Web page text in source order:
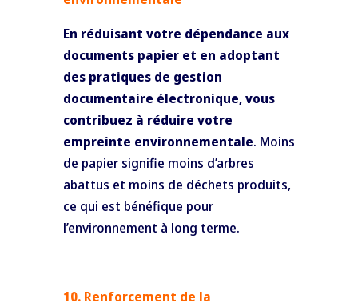
En réduisant votre dépendance aux
documents papier et en adoptant
des pratiques de gestion
documentaire électronique, vous
contribuez à réduire votre
empreinte environnementale. Moins
de papier signifie moins d’arbres
abattus et moins de déchets produits,
ce qui est bénéfique pour
l’environnement à long terme.
10. Renforcement de la